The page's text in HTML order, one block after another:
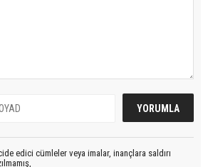
edici cümleler veya imalar, inançlara saldırı